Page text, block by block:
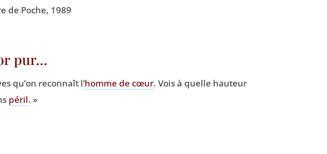
de Poche, 1989
pur…
qu’on recon­naît l’homme de cœur. Vois à quelle hau­teur
péril. »